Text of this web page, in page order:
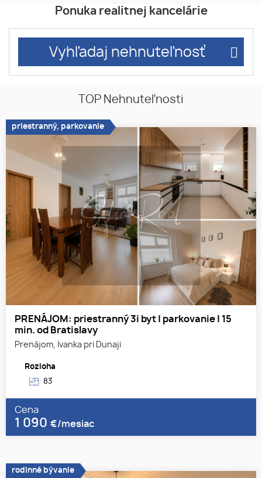
Ponuka realitnej kancelárie
Vyhľadaj nehnuteľnosť
TOP Nehnuteľnosti
PRENÁJOM: priestranný 3i byt | parkovanie | 15
min. od Bratislavy
Prenájom, Ivanka pri Dunaji
Rozloha
83
Cena
1 090 €/mesiac
priestranný, parkovanie
rodinné bývanie